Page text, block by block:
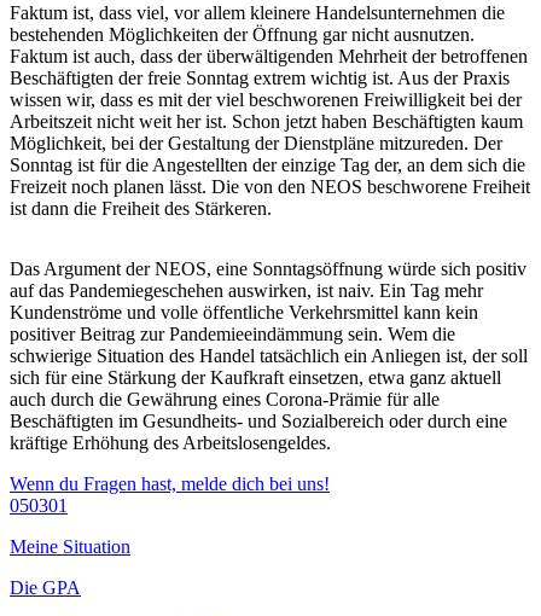
Faktum ist, dass viel, vor allem kleinere Handelsunternehmen die
bestehenden Möglichkeiten der Öffnung gar nicht ausnutzen.
Faktum ist auch, dass der überwältigenden Mehrheit der betroffenen
Beschäftigten der freie Sonntag extrem wichtig ist. Aus der Praxis
wissen wir, dass es mit der viel beschworenen Freiwilligkeit bei der
Arbeitszeit nicht weit her ist. Schon jetzt haben Beschäftigten kaum
Möglichkeit, bei der Gestaltung der Dienstpläne mitzureden. Der
Sonntag ist für die Angestellten der einzige Tag der, an dem sich die
Freizeit noch planen lässt. Die von den NEOS beschworene Freiheit
ist dann die Freiheit des Stärkeren.
Das Argument der NEOS, eine Sonntagsöffnung würde sich positiv
auf das Pandemiegeschehen auswirken, ist naiv. Ein Tag mehr
Kundenströme und volle öffentliche Verkehrsmittel kann kein
positiver Beitrag zur Pandemieeindämmung sein. Wem die
schwierige Situation des Handel tatsächlich ein Anliegen ist, der soll
sich für eine Stärkung der Kaufkraft einsetzen, etwa ganz aktuell
auch durch die Gewährung eines Corona-Prämie für alle
Beschäftigten im Gesundheits- und Sozialbereich oder durch eine
kräftige Erhöhung des Arbeitslosengeldes.
Wenn du Fragen hast, melde dich bei uns!
050301
Meine Situation
Die GPA